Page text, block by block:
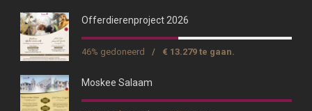
Offerdierenproject 2026
46% gedoneerd / € 13.279 te gaan.
Moskee Salaam